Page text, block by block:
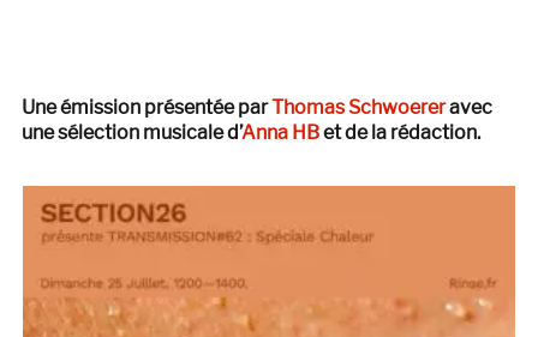
Une émission présentée parThomas Schwoereravec
une sélection musicale d’Anna HBet de la rédaction.